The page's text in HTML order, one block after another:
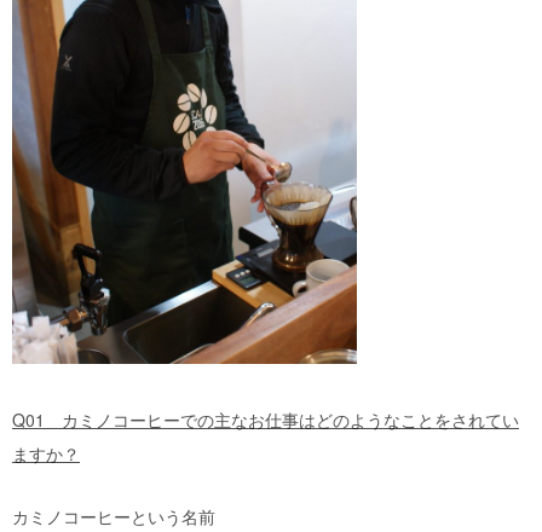
Q01 カミノコーヒーでの主なお仕事はどのようなことをされてい
ますか？
カミノコーヒーという名前